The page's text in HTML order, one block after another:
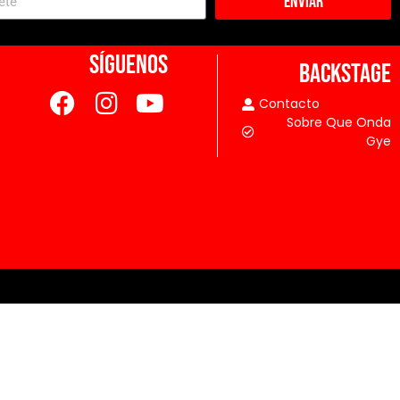
SÍGUENOS BACKSTAGE
Contacto
Sobre Que Onda
Gye